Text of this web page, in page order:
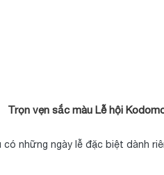
Trọn vẹn sắc màu Lễ hội
có những ngày lễ đặc biệt dành